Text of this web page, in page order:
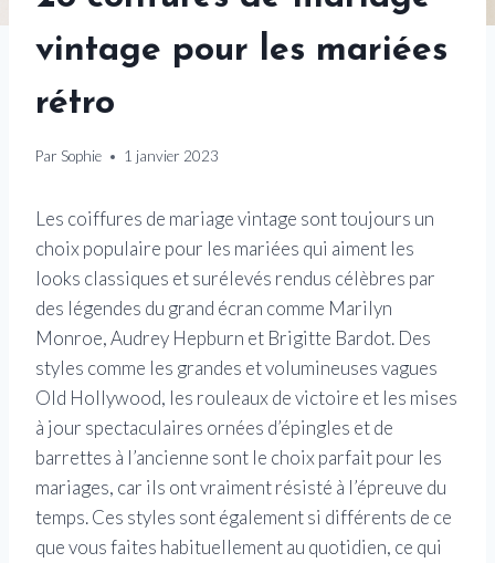
vintage pour les mariées
rétro
Par Sophie 1 janvier 2023
Les coiffures de mariage vintage sont toujours un
choix populaire pour les mariées qui aiment les
looks classiques et surélevés rendus célèbres par
des légendes du grand écran comme Marilyn
Monroe, Audrey Hepburn et Brigitte Bardot. Des
styles comme les grandes et volumineuses vagues
Old Hollywood, les rouleaux de victoire et les mises
à jour spectaculaires ornées d’épingles et de
barrettes à l’ancienne sont le choix parfait pour les
mariages, car ils ont vraiment résisté à l’épreuve du
temps. Ces styles sont également si différents de ce
que vous faites habituellement au quotidien, ce qui